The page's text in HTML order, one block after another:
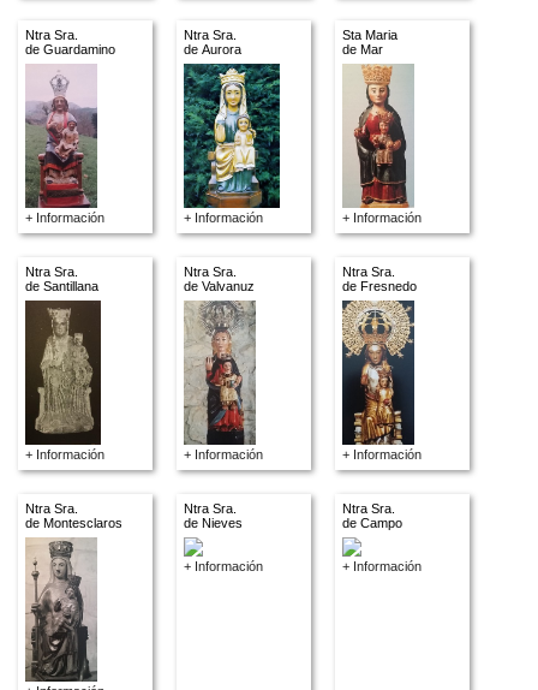
Ntra Sra.
de Guardamino
+ Información
Ntra Sra.
de Aurora
+ Información
Sta Maria
de Mar
+ Información
Ntra Sra.
de Santillana
+ Información
Ntra Sra.
de Valvanuz
+ Información
Ntra Sra.
de Fresnedo
+ Información
Ntra Sra.
de Montesclaros
Ntra Sra.
de Nieves
+ Información
Ntra Sra.
de Campo
+ Información